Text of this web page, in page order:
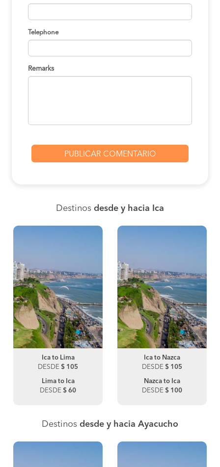
Telephone
Remarks
Destinos desde y hacia Ica
Ica to Lima
DESDE $ 105
Lima to Ica
DESDE $ 60
Ica to Nazca
DESDE $ 105
Nazca to Ica
DESDE $ 100
Destinos desde y hacia Ayacucho